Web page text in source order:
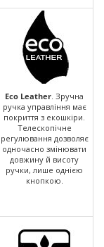
Eco Leather. Зручна
ручка управління має
покриття з екошкіри.
Телескопічне
регулювання дозволяє
одночасно змінювати
довжину й висоту
ручки, лише однією
кнопкою.